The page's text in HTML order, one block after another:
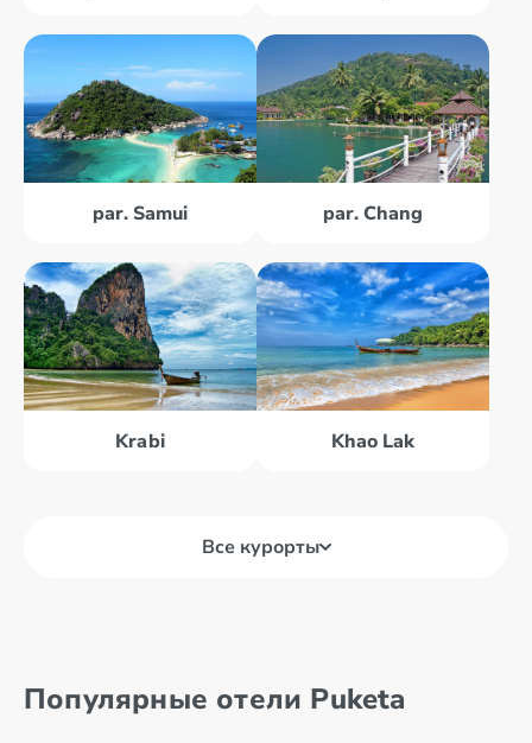
par. Samui par. Chang
Krabi Khao Lak
Все курорты
Kančanaburi Krabi
Популярные отели Puketa